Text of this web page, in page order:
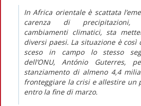
In Africa orientale è scattata
carenza di precipitazioni,
cambiamenti climatici, sta
diversi paesi. La situazione è così
sceso in campo lo stesso
dell’ONU, António Guterres,
stanziamento di almeno 4,4
fronteggiare la crisi e allestire un
entro la fine di marzo.